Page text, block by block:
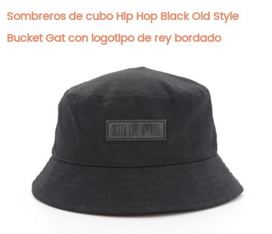
Sombreros de cubo Hip Hop Black Old Style
Bucket Gat con logotipo de rey bordado